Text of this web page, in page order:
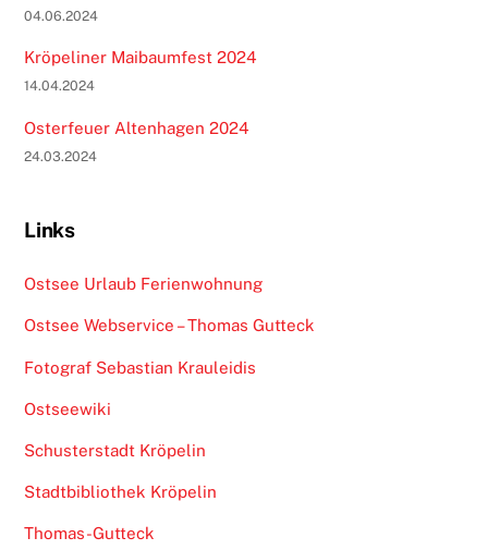
04.06.2024
Kröpeliner Maibaumfest 2024
14.04.2024
Osterfeuer Altenhagen 2024
24.03.2024
Links
Ostsee Urlaub Ferienwohnung
Ostsee Webservice – Thomas Gutteck
Fotograf Sebastian Krauleidis
Ostseewiki
Schusterstadt Kröpelin
Stadtbibliothek Kröpelin
Thomas-Gutteck